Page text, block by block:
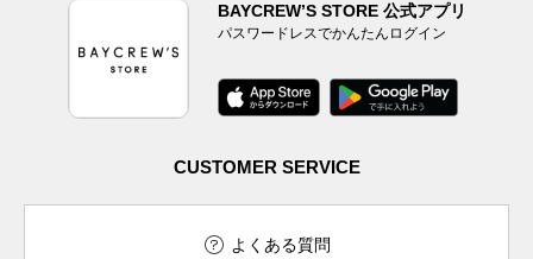
BAYCREW’S STORE 公式アプリ
パスワードレスでかんたんログイン
CUSTOMER SERVICE
よくある質問